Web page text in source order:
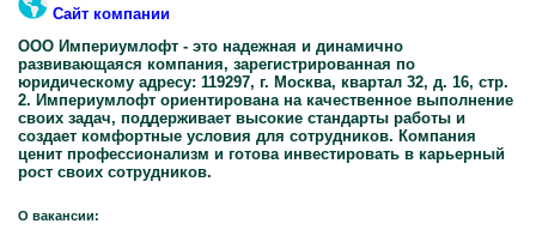
Сайт компании
ООО Империумлофт - это надежная и динамично
развивающаяся компания, зарегистрированная по
юридическому адресу: 119297, г. Москва, квартал 32, д. 16, стр.
2. Империумлофт ориентирована на качественное выполнение
своих задач, поддерживает высокие стандарты работы и
создает комфортные условия для сотрудников. Компания
ценит профессионализм и готова инвестировать в карьерный
рост своих сотрудников.
О вакансии: